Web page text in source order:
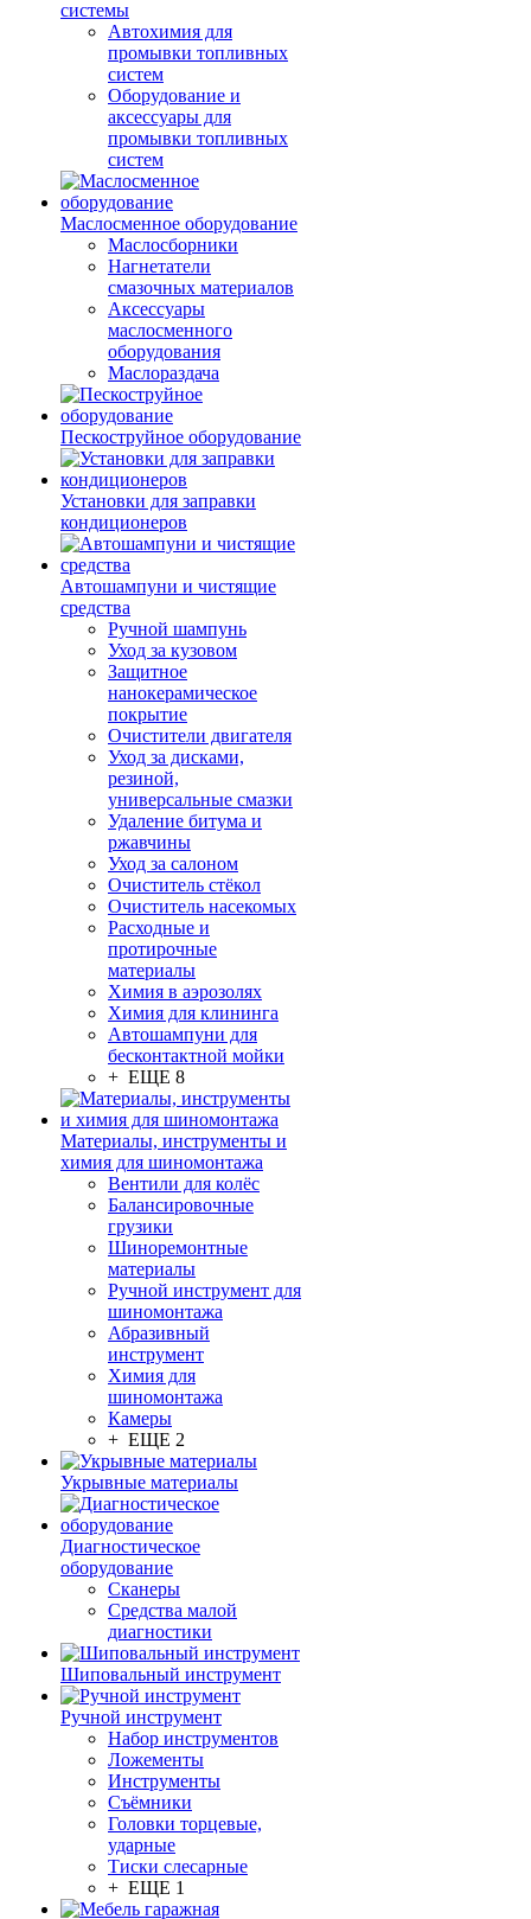
системы
Автохимия для
промывки топливных
систем
Оборудование и
аксессуары для
промывки топливных
систем
Маслосменное оборудование
Маслосборники
Нагнетатели
смазочных материалов
Аксессуары
маслосменного
оборудования
Маслораздача
Пескоструйное оборудование
Установки для заправки
кондиционеров
Автошампуни и чистящие
средства
Ручной шампунь
Уход за кузовом
Защитное
нанокерамическое
покрытие
Очистители двигателя
Уход за дисками,
резиной,
универсальные смазки
Удаление битума и
ржавчины
Уход за салоном
Очиститель стёкол
Очиститель насекомых
Расходные и
протирочные
материалы
Химия в аэрозолях
Химия для клининга
Автошампуни для
бесконтактной мойки
+ ЕЩЕ 8
Материалы, инструменты и
химия для шиномонтажа
Вентили для колёс
Балансировочные
грузики
Шиноремонтные
материалы
Ручной инструмент для
шиномонтажа
Абразивный
инструмент
Химия для
шиномонтажа
Камеры
+ ЕЩЕ 2
Укрывные материалы
Диагностическое
оборудование
Сканеры
Средства малой
диагностики
Шиповальный инструмент
Ручной инструмент
Набор инструментов
Ложементы
Инструменты
Съёмники
Головки торцевые,
ударные
Тиски слесарные
+ ЕЩЕ 1